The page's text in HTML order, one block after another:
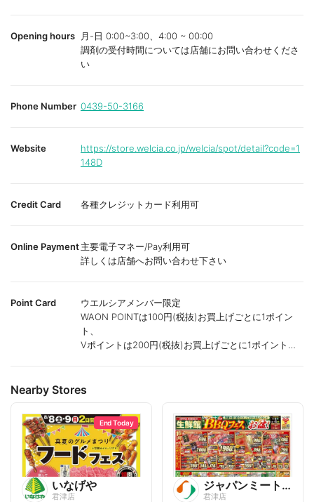
Opening hours
月-日 0:00~3:00、4:00 ~ 00:00
調剤の受付時間については店舗にお問い合わせくださ
い
Phone Number 0439-50-3166
Website
https://store.welcia.co.jp/welcia/spot/detail?code=1
148D
Credit Card 各種クレジットカード利用可
Online Payment主要電子マネー/Pay利用可
詳しくは店舗へお問い合わせ下さい
Point Card
ウエルシアメンバー限定
WAON POINTは100円(税抜)お買上げごとに1ポイン
ト、
Vポイントは200円(税抜)お買上げごとに1ポイント進
Nearby Stores
End Today
いなげや
君津店
ジャパンミート生鮮館
君津店